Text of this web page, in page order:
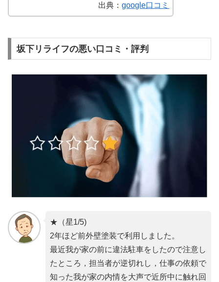
出典：google口コミ
坂下リライフの悪い口コミ・評判
★（星1/5)
2年ほど前外壁塗装で利用しました。
最近我が家の前に違法駐車をしたので注意し
たところ，担当者が逆切れし，仕事の依頼で
知った我が家の内情を大声で近所中に触れ回